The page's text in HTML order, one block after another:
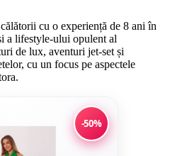
cu o experiență de 8 ani în
a lifestyle-ului opulent al
de lux, aventuri jet-set și
cu un focus pe aspectele
-50%